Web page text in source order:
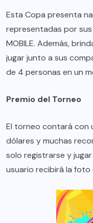
Esta Copa presenta
representadas por sus
MOBILE. Además,
jugar junto a sus
de 4 personas en un
Premio del Torneo
El torneo contará con
dólares y muchas
solo registrarse y
usuario recibirá la